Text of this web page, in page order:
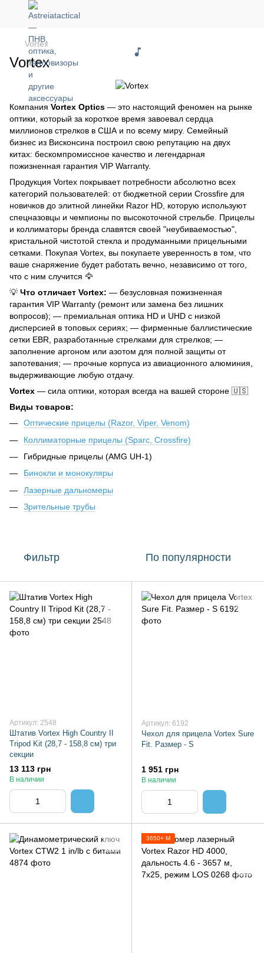
Vortex
Vortex
Компания Vortex Optics — это настоящий феномен на рынке
оптики, который за короткое время завоевал сердца
миллионов стрелков в США и по всему миру. Семейный
бизнес из Висконсина построил свою репутацию на двух
китах: бескомпромиссное качество и легендарная
пожизненная гарантия VIP Warranty.
Продукция Vortex покрывает потребности абсолютно всех
категорий пользователей: от бюджетной серии Crossfire для
новичков до элитной линейки Razor HD, которую используют
спецназовцы и чемпионы по высокоточной стрельбе. Прицелы
и коллиматоры бренда славятся своей "неубиваемостью",
кристальной чистотой стекла и продуманными прицельными
сетками. Покупая Vortex, вы покупаете уверенность в том, что
ваше снаряжение будет работать вечно, независимо от того,
что с ним случится 🦅
💡 Что отличает Vortex: — безусловная пожизненная
гарантия VIP Warranty (ремонт или замена без лишних
вопросов); — премиальная оптика HD и UHD с низкой
дисперсией в топовых сериях; — фирменные баллистические
сетки EBR, разработанные стрелками для стрелков; —
заполнение аргоном или азотом для полной защиты от
запотевания; — прочные корпуса из авиационного алюминия,
выдерживающие любую отдачу.
Vortex — сила оптики, которая всегда на вашей стороне 🇺🇸
Виды товаров:
Оптические прицелы (Razor, Viper, Venom)
Коллиматорные прицелы (Sparc, Crossfire)
Гибридные прицелы (AMG UH-1)
Бинокли и монокуляры
Лазерные дальномеры
Зрительные трубы
Фильтр По популярности
Артикул: 2548
Штатив Vortex High Country II
Tripod Kit (28,7 - 158,8 см) три
секции
13 113 грн
В наличии
Артикул: 6192
Чехол для прицела Vortex Sure
Fit. Размер - S
1 951 грн
В наличии
3650+ М